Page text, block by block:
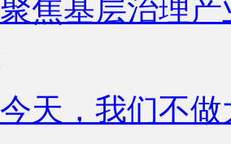
聚焦基层治理
今天，我们不做